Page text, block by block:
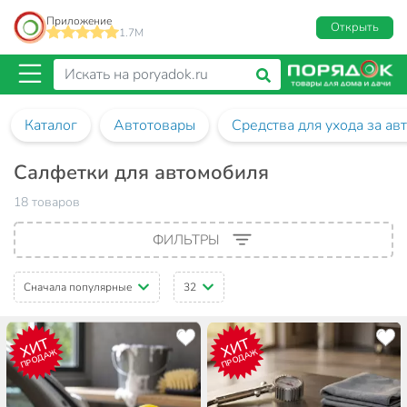
Приложение
1.7M
Открыть
Каталог Автотовары Средства для ухода за
Салфетки для автомобиля
18 товаров
ФИЛЬТРЫ
Сначала популярные 32
ХИТ
ПРОДАЖ ХИТ
ПРОДАЖ